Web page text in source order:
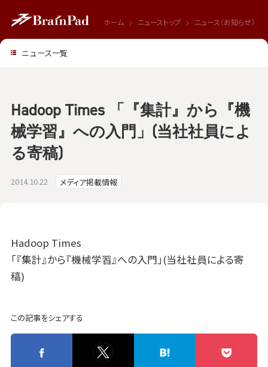
ホーム ニューストップ ニュース（お知らせ）
2014.10.22 メディア掲載情報
Hadoop Times 「『集計』から『機
械学習』への入門」(当社社員によ
る寄稿)
Hadoop Times
「『集計』から『機械学習』への入門」(当社社員による寄
稿)
この記事をシェアする
ニュース一覧